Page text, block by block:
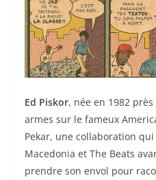
Ed Piskor, née en 1982
armes sur le fameux
Pekar, une collaboration qui
Macedonia et The Beats
prendre son envol pour